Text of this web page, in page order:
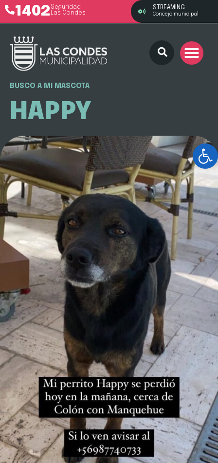
1402 Seguridad
Las Condes
STREAMING
Concejo municipal
BUSCO A MI MASCOTA
HAPPY